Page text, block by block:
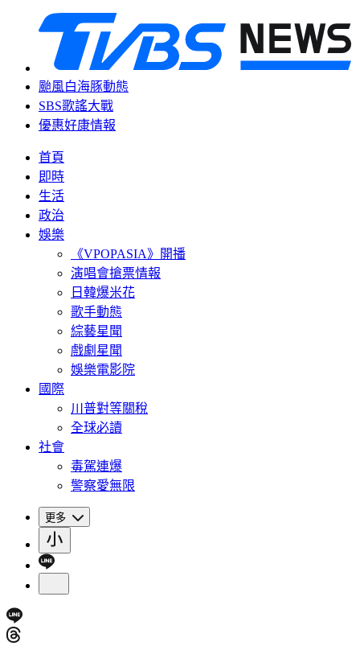
颱風白海豚動態
SBS歌謠大戰
優惠好康情報
首頁
即時
生活
政治
娛樂
《VPOPASIA》開播
演唱會搶票情報
日韓爆米花
歌手動態
綜藝星聞
戲劇星聞
娛樂電影院
國際
川普對等關稅
全球必讀
社會
毒駕連爆
警察愛無限
更多